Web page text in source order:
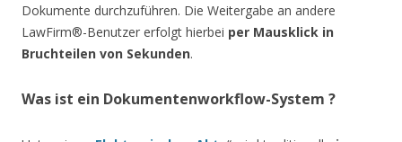
Dokumente durchzuführen. Die Weitergabe an andere
LawFirm®-Benutzer erfolgt hierbei per Mausklick in
Bruchteilen von Sekunden.
Was ist ein Dokumentenworkflow-System ?